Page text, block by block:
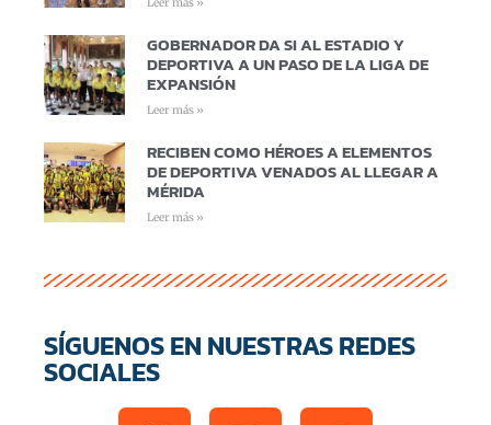
GOBERNADOR DA SI AL ESTADIO Y
DEPORTIVA A UN PASO DE LA LIGA DE
EXPANSIÓN
Leer más »
RECIBEN COMO HÉROES A ELEMENTOS
DE DEPORTIVA VENADOS AL LLEGAR A
MÉRIDA
Leer más »
SÍGUENOS EN NUESTRAS REDES
SOCIALES